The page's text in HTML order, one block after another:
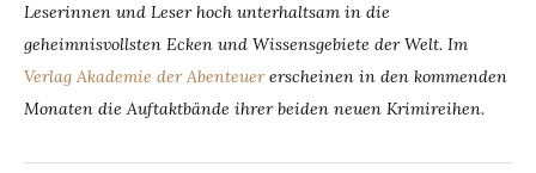
Leserinnen und Leser hoch unterhaltsam in die
geheimnisvollsten Ecken und Wissensgebiete der Welt. Im
Verlag Akademie der Abenteuererscheinen in den kommenden
Monaten die Auftaktbände ihrer beiden neuen Krimireihen.